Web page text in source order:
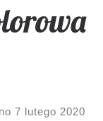
7 lutego 2020